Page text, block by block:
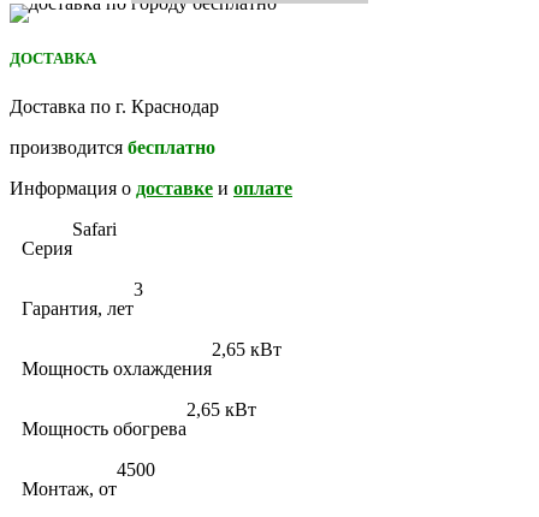
ДОСТАВКА
Доставка по г. Краснодар
производится бесплатно
Информация о доставке и оплате
Серия
Safari
Гарантия, лет
3
Мощность охлаждения
2,65 кВт
Мощность обогрева
2,65 кВт
Монтаж, от
4500